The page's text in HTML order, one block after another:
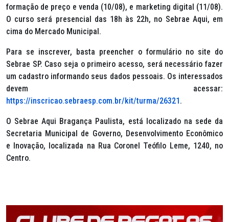
formação de preço e venda (10/08), e marketing digital (11/08).
O curso será presencial das 18h às 22h, no Sebrae Aqui, em
cima do Mercado Municipal.
Para se inscrever, basta preencher o formulário no site do
Sebrae SP. Caso seja o primeiro acesso, será necessário fazer
um cadastro informando seus dados pessoais. Os interessados
devem acessar:
https://inscricao.sebraesp.com.br/kit/turma/26321.
O Sebrae Aqui Bragança Paulista, está localizado na sede da
Secretaria Municipal de Governo, Desenvolvimento Econômico
e Inovação, localizada na Rua Coronel Teófilo Leme, 1240, no
Centro.